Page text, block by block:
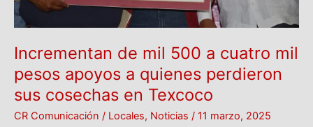
Incrementan de mil 500 a cuatro mil
pesos apoyos a quienes perdieron
sus cosechas en Texcoco
CR Comunicación / Locales, Noticias / 11 marzo, 2025
quienes
perdieron
sus
en
Texcoco